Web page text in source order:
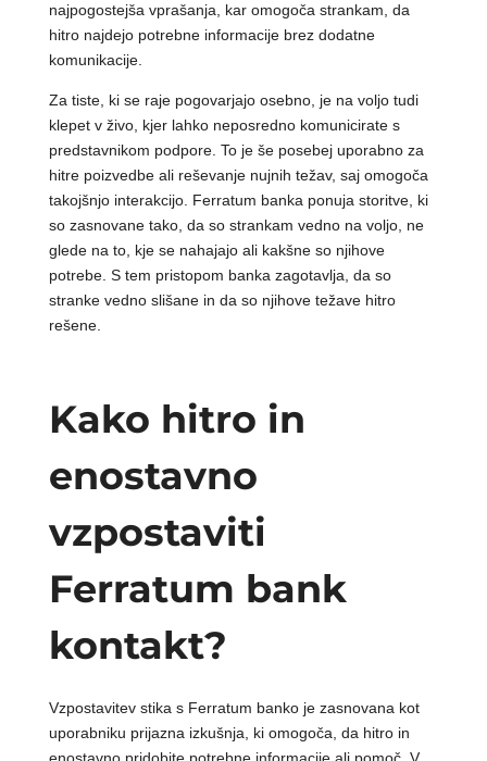
najpogostejša vprašanja, kar omogoča strankam, da
hitro najdejo potrebne informacije brez dodatne
komunikacije.
Za tiste, ki se raje pogovarjajo osebno, je na voljo tudi
klepet v živo, kjer lahko neposredno komunicirate s
predstavnikom podpore. To je še posebej uporabno za
hitre poizvedbe ali reševanje nujnih težav, saj omogoča
takojšnjo interakcijo. Ferratum banka ponuja storitve, ki
so zasnovane tako, da so strankam vedno na voljo, ne
glede na to, kje se nahajajo ali kakšne so njihove
potrebe. S tem pristopom banka zagotavlja, da so
stranke vedno slišane in da so njihove težave hitro
rešene.
Kako hitro in
enostavno
vzpostaviti
Ferratum bank
kontakt?
Vzpostavitev stika s Ferratum banko je zasnovana kot
uporabniku prijazna izkušnja, ki omogoča, da hitro in